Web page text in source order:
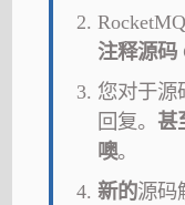
注释源码
您对于源
回复。 甚
噢。
新的源码